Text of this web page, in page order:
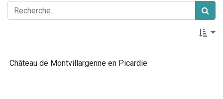
Château de Montvillargenne en Picardie